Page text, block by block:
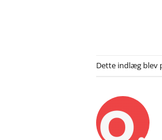
Dette indlæg blev